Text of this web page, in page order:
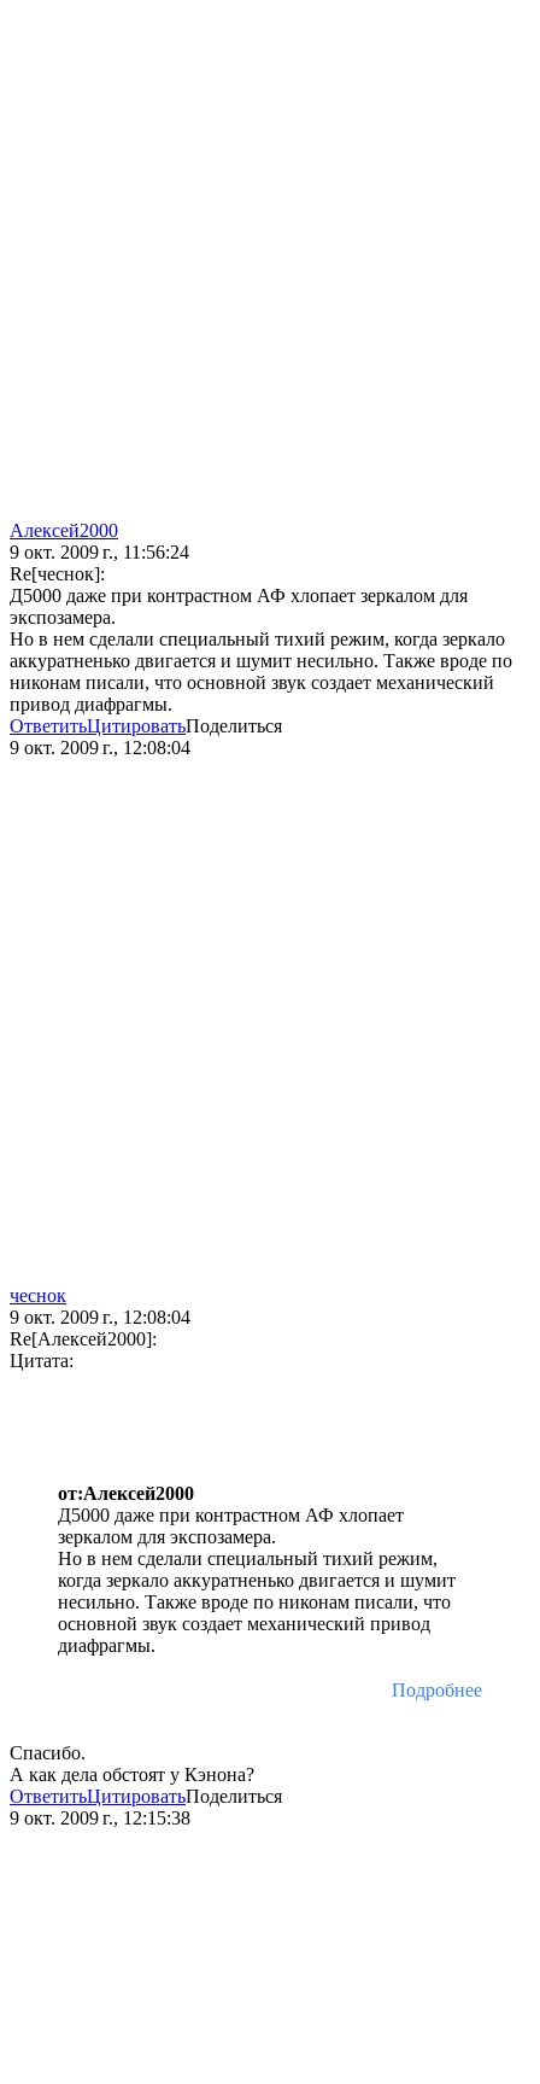
Алексей2000
9 окт. 2009 г., 11:56:24
Re[чеснок]:
Д5000 даже при контрастном АФ хлопает зеркалом для
экспозамера.
Но в нем сделали специальный тихий режим, когда зеркало
аккуратненько двигается и шумит несильно. Также вроде по
никонам писали, что основной звук создает механический
привод диафрагмы.
ОтветитьЦитироватьПоделиться
9 окт. 2009 г., 12:08:04
чеснок
9 окт. 2009 г., 12:08:04
Re[Алексей2000]:
Цитата:
от:Алексей2000
Д5000 даже при контрастном АФ хлопает
зеркалом для экспозамера.
Но в нем сделали специальный тихий режим,
когда зеркало аккуратненько двигается и шумит
несильно. Также вроде по никонам писали, что
основной звук создает механический привод
диафрагмы.
Подробнее
Спасибо.
А как дела обстоят у Кэнона?
ОтветитьЦитироватьПоделиться
9 окт. 2009 г., 12:15:38